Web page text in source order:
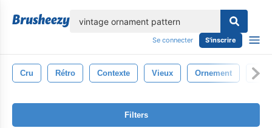
Se connecter S'inscrire
Cru Rétro Contexte Vieux Ornement
Filters